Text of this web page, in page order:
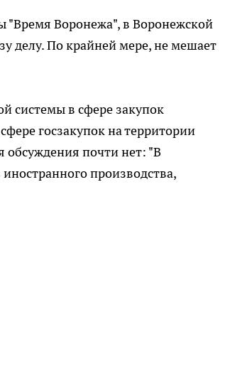
"Время Воронежа", в Воронежской
делу. По крайней мере, не мешает
системы в сфере закупок
госзакупок на территории
обсуждения почти нет: "В
производства,